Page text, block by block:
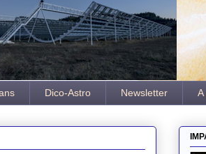
Dico-Astro Newsletter A